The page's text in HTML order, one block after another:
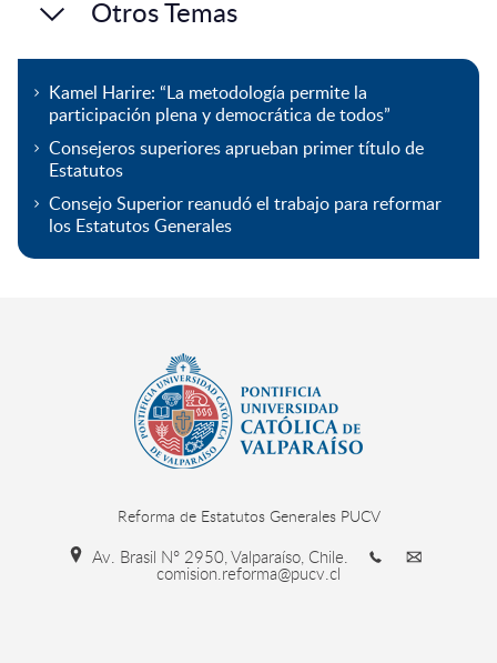
Otros Temas
Kamel Harire: “La metodología permite la
participación plena y democrática de todos”
Consejeros superiores aprueban primer título de
Estatutos
Consejo Superior reanudó el trabajo para reformar
los Estatutos Generales
Reforma de Estatutos Generales PUCV
Av. Brasil N° 2950, Valparaíso, Chile.
comision.reforma@pucv.cl